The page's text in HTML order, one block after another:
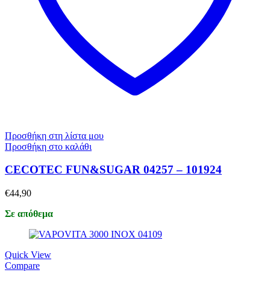
Προσθήκη στη λίστα μου
Προσθήκη στο καλάθι
CECOTEC FUN&SUGAR 04257 – 101924
€44,90
Σε απόθεμα
Quick View
Compare